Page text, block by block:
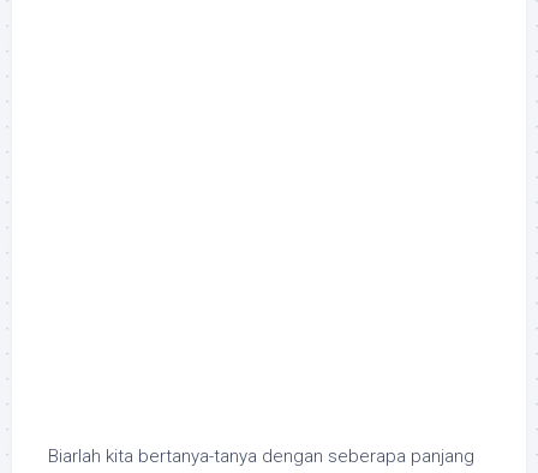
Biarlah kita bertanya-tanya dengan seberapa panjang